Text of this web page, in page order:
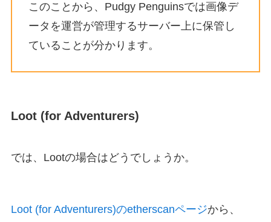
このことから、Pudgy Penguinsでは画像デ
ータを運営が管理するサーバー上に保管し
ていることが分かります。
Loot (for Adventurers)
では、Lootの場合はどうでしょうか。
Loot (for Adventurers)のetherscanページから、